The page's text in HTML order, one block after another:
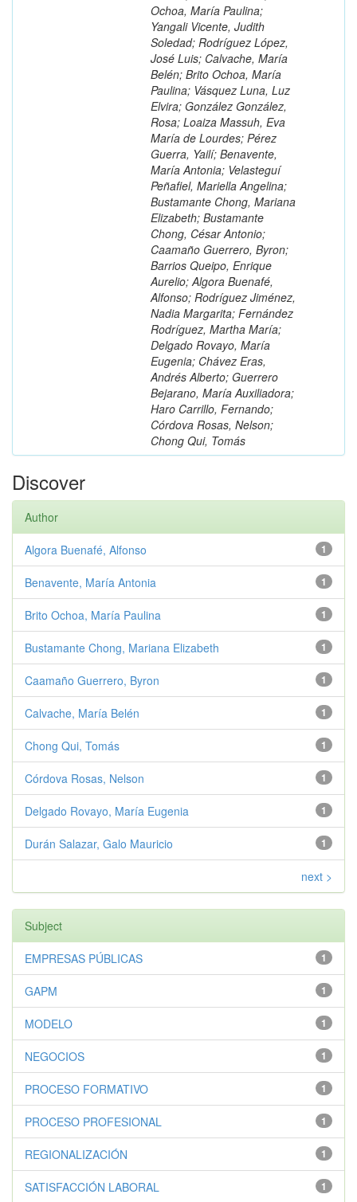
Ochoa, María Paulina;
Yangali Vicente, Judith
Soledad; Rodríguez López,
José Luis; Calvache, María
Belén; Brito Ochoa, María
Paulina; Vásquez Luna, Luz
Elvira; González González,
Rosa; Loaiza Massuh, Eva
María de Lourdes; Pérez
Guerra, Yailí; Benavente,
María Antonia; Velasteguí
Peñafiel, Mariella Angelina;
Bustamante Chong, Mariana
Elizabeth; Bustamante
Chong, César Antonio;
Caamaño Guerrero, Byron;
Barrios Queipo, Enrique
Aurelio; Algora Buenafé,
Alfonso; Rodríguez Jiménez,
Nadia Margarita; Fernández
Rodríguez, Martha María;
Delgado Rovayo, María
Eugenia; Chávez Eras,
Andrés Alberto; Guerrero
Bejarano, María Auxiliadora;
Haro Carrillo, Fernando;
Córdova Rosas, Nelson;
Chong Qui, Tomás
Discover
Author
1
Algora Buenafé, Alfonso
1
Benavente, María Antonia
1
Brito Ochoa, María Paulina
1
Bustamante Chong, Mariana Elizabeth
1
Caamaño Guerrero, Byron
1
Calvache, María Belén
1
Chong Qui, Tomás
1
Córdova Rosas, Nelson
1
Delgado Rovayo, María Eugenia
1
Durán Salazar, Galo Mauricio
next >
Subject
1
EMPRESAS PÚBLICAS
1
GAPM
1
MODELO
1
NEGOCIOS
1
PROCESO FORMATIVO
1
PROCESO PROFESIONAL
1
REGIONALIZACIÓN
1
SATISFACCIÓN LABORAL